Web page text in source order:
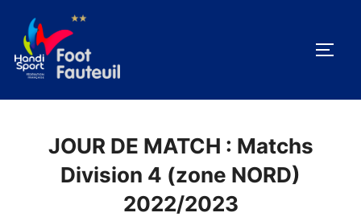
contenu
JOUR DE MATCH : Matchs
Division 4 (zone NORD)
2022/2023